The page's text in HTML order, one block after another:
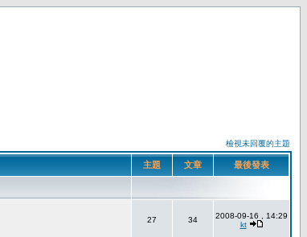
檢視未回覆的主題
主題 文章 最後發表
27 34
2008-09-16 , 14:29
kt